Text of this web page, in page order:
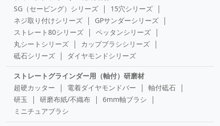
SG（セービング）シリーズ
15穴シリーズ
ネジ取り付けシリーズ
GPサンダーシリーズ
ストレート80シリーズ
ペッタンシリーズ
丸シートシリーズ
カップブラシシリーズ
砥石シリーズ
ダイヤモンドシリーズ
ストレートグラインダー用（軸付）研磨材
超硬カッター
電着ダイヤモンドバー
軸付砥石
研玉
研磨布紙/不織布
6mm軸ブラシ
ミニチュアブラシ